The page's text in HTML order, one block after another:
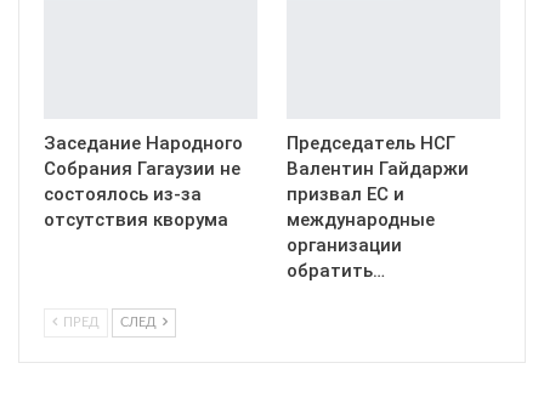
Заседание Народного
Собрания Гагаузии не
состоялось из-за
отсутствия кворума
Председатель НСГ
Валентин Гайдаржи
призвал ЕС и
международные
организации
обратить…
ПРЕД СЛЕД